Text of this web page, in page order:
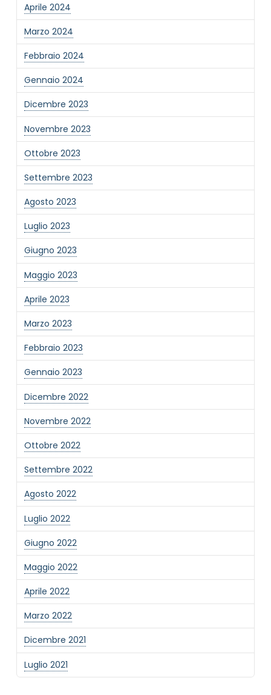
Aprile 2024
Marzo 2024
Febbraio 2024
Gennaio 2024
Dicembre 2023
Novembre 2023
Ottobre 2023
Settembre 2023
Agosto 2023
Luglio 2023
Giugno 2023
Maggio 2023
Aprile 2023
Marzo 2023
Febbraio 2023
Gennaio 2023
Dicembre 2022
Novembre 2022
Ottobre 2022
Settembre 2022
Agosto 2022
Luglio 2022
Giugno 2022
Maggio 2022
Aprile 2022
Marzo 2022
Dicembre 2021
Luglio 2021
Newsletter
Desidero rimanere aggiornato sulle ultime
novità dell'Associazione tramite l'iscrizione alla
newsletter
Invia